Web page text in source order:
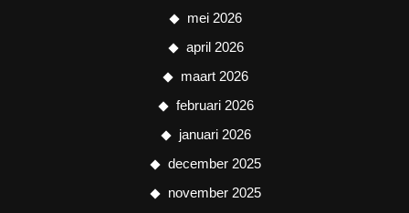
mei 2026
april 2026
maart 2026
februari 2026
januari 2026
december 2025
november 2025